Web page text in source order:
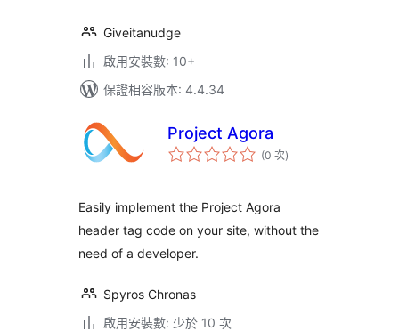
Giveitanudge
啟用安裝數: 10+
保證相容版本: 4.4.34
Project Agora
(0 次評
分)
Easily implement the Project Agora
header tag code on your site, without the
need of a developer.
Spyros Chronas
啟用安裝數: 少於 10 次